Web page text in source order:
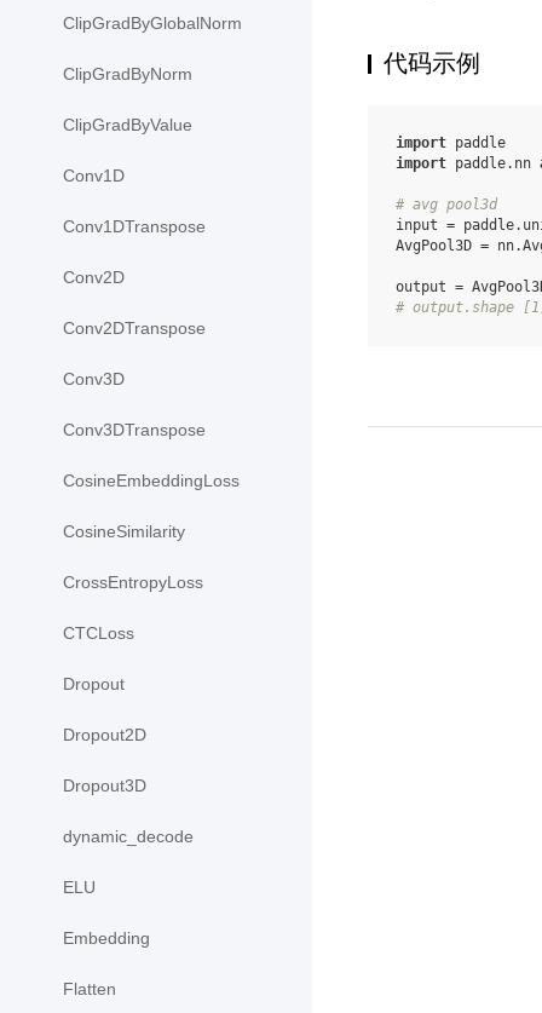
ClipGradByGlobalNorm
ClipGradByNorm
ClipGradByValue
Conv1D
Conv1DTranspose
Conv2D
Conv2DTranspose
Conv3D
Conv3DTranspose
CosineEmbeddingLoss
CosineSimilarity
CrossEntropyLoss
CTCLoss
Dropout
Dropout2D
Dropout3D
dynamic_decode
ELU
Embedding
Flatten
代码示例
import paddle
import paddle.nn
# avg pool3d
input = paddle.
AvgPool3D = nn.
output =
# output.shape